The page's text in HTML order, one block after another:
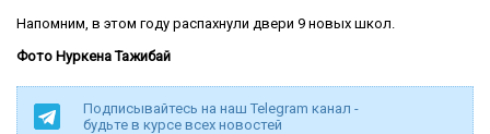
Напомним, в этом году распахнули двери 9 новых школ.
Фото Нуркена Тажибай
Подписывайтесь на наш Telegram канал -
будьте в курсе всех новостей